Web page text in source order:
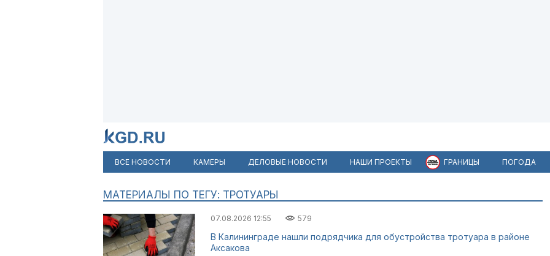
ВСЕ НОВОСТИ КАМЕРЫ ДЕЛОВЫЕ НОВОСТИ НАШИ ПРОЕКТЫ ГРАНИЦЫ ПОГОДА
МАТЕРИАЛЫ ПО ТЕГУ: ТРОТУАРЫ
07.08.2026 12:55 579
В Калининграде нашли подрядчика для обустройства тротуара в районе
Аксакова